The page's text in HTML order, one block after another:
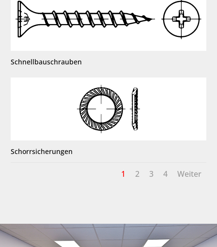
Schnellbauschrauben
Schorrsicherungen
1 2 3 4 Weiter